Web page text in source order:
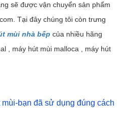
sẽ được vận chuyển sản phẩm
Tại đây chúng tôi còn trưng
mùi nhà bếp của nhiều hãng
, máy hút mùi malloca , máy hút
mùi-bạn đã sử dụng đúng cách